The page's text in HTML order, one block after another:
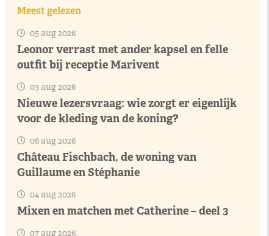
Meest gelezen
05 aug 2026
Leonor verrast met ander kapsel en felle
outfit bij receptie Marivent
03 aug 2026
Nieuwe lezersvraag: wie zorgt er eigenlijk
voor de kleding van de koning?
06 aug 2026
Château Fischbach, de woning van
Guillaume en Stéphanie
04 aug 2026
Mixen en matchen met Catherine – deel 3
07 aug 2026